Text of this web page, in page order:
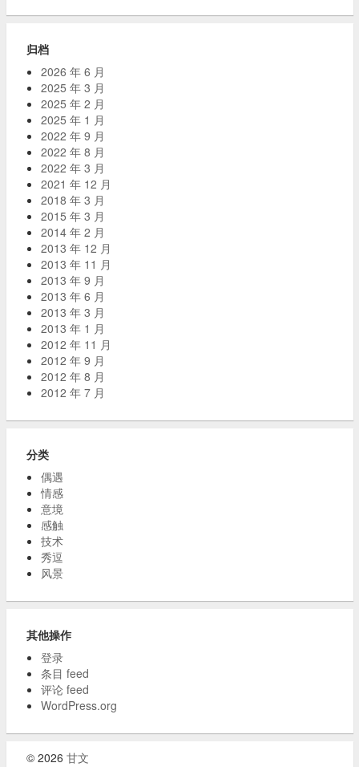
归档
2026 年 6 月
2025 年 3 月
2025 年 2 月
2025 年 1 月
2022 年 9 月
2022 年 8 月
2022 年 3 月
2021 年 12 月
2018 年 3 月
2015 年 3 月
2014 年 2 月
2013 年 12 月
2013 年 11 月
2013 年 9 月
2013 年 6 月
2013 年 3 月
2013 年 1 月
2012 年 11 月
2012 年 9 月
2012 年 8 月
2012 年 7 月
分类
偶遇
情感
意境
感触
技术
秀逗
风景
其他操作
登录
条目 feed
评论 feed
WordPress.org
© 2026 甘文